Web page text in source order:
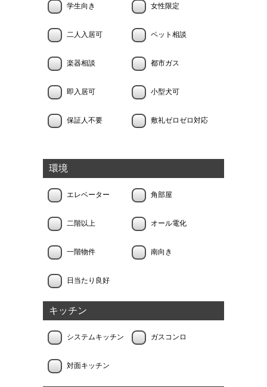
学生向き 女性限定
二人入居可 ペット相談
楽器相談 都市ガス
即入居可 小型犬可
保証人不要 敷礼ゼロゼロ対応
環境
エレベーター 角部屋
二階以上 オール電化
一階物件 南向き
日当たり良好
キッチン
システムキッチン ガスコンロ
対面キッチン